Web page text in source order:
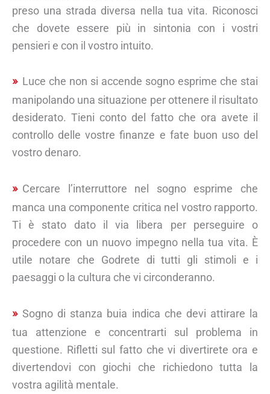
preso una strada diversa nella tua vita. Riconosci
che dovete essere più in sintonia con i vostri
pensieri e con il vostro intuito.
Luce che non si accende sogno esprime che stai
manipolando una situazione per ottenere il risultato
desiderato. Tieni conto del fatto che ora avete il
controllo delle vostre finanze e fate buon uso del
vostro denaro.
Cercare l’interruttore nel sogno esprime che
manca una componente critica nel vostro rapporto.
Ti è stato dato il via libera per perseguire o
procedere con un nuovo impegno nella tua vita. È
utile notare che Godrete di tutti gli stimoli e i
paesaggi o la cultura che vi circonderanno.
Sogno di stanza buia indica che devi attirare la
tua attenzione e concentrarti sul problema in
questione. Rifletti sul fatto che vi divertirete ora e
divertendovi con giochi che richiedono tutta la
vostra agilità mentale.